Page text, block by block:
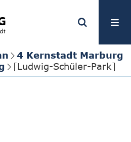
4 Kernstadt Marburg
[Ludwig-Schüler-Park]